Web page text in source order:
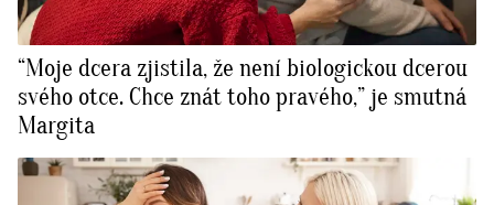
“Moje dcera zjistila, že není biologickou dcerou
svého otce. Chce znát toho pravého,” je smutná
Margita